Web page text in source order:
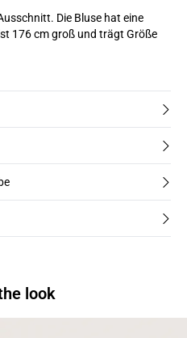
Die Bluse hat eine
look